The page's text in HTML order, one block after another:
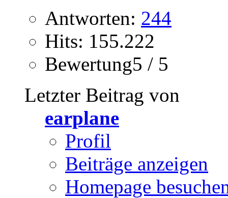
Antworten: 244
Hits: 155.222
Bewertung5 / 5
Letzter Beitrag von
earplane
Profil
Beiträge anzeigen
Homepage